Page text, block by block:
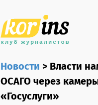
Новости>Власти
ОСАГО через
«Госуслуги»